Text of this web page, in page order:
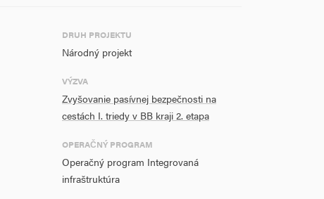
DRUH PROJEKTU
Národný projekt
VÝZVA
Zvyšovanie pasívnej bezpečnosti na
cestách I. triedy v BB kraji 2. etapa
OPERAČNÝ PROGRAM
Operačný program Integrovaná
infraštruktúra